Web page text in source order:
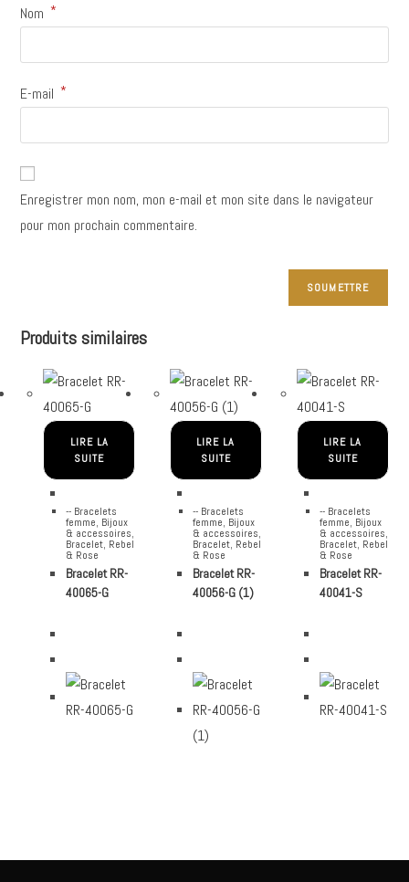
Nom *
E-mail *
Enregistrer mon nom, mon e-mail et mon site dans le navigateur
pour mon prochain commentaire.
Produits similaires
LIRE LA
SUITE
-- Bracelets
femme, Bijoux
& accessoires,
Bracelet, Rebel
& Rose
Bracelet RR-
40065-G
LIRE LA
SUITE
-- Bracelets
femme, Bijoux
& accessoires,
Bracelet, Rebel
& Rose
Bracelet RR-
40056-G (1)
LIRE LA
SUITE
-- Bracelets
femme, Bijoux
& accessoires,
Bracelet, Rebel
& Rose
Bracelet RR-
40041-S